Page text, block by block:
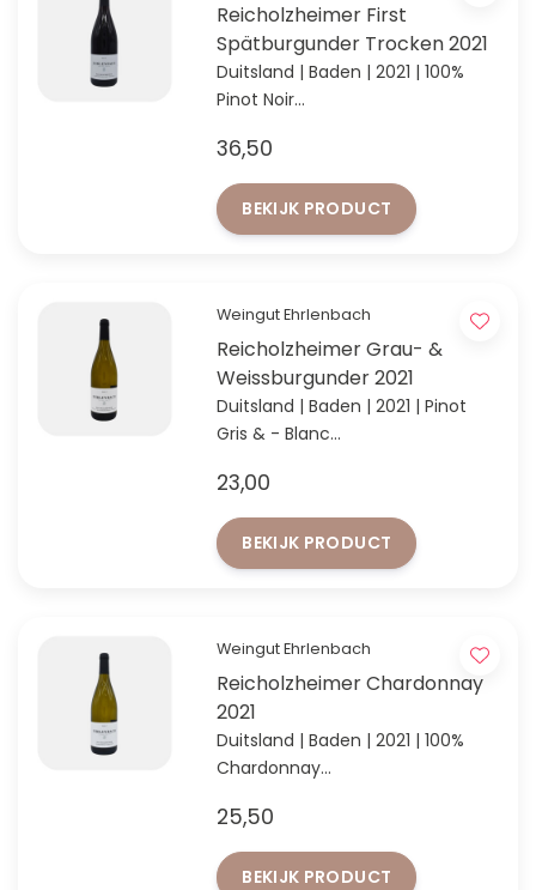
Reicholzheimer First
Spätburgunder Trocken 2021
Duitsland | Baden | 2021 | 100%
Pinot Noir
des Jahres' Weingut Ehrlenbach!
36,50
BEKIJK PRODUCT
Weingut Ehrlenbach
Reicholzheimer Grau- &
Weissburgunder 2021
Duitsland | Baden | 2021 | Pinot
Gris & - Blanc
volgens VINUM 2024
23,00
BEKIJK PRODUCT
Weingut Ehrlenbach
Reicholzheimer Chardonnay
2021
Duitsland | Baden | 2021 | 100%
Chardonnay
volgens VINUM 2024
25,50
BEKIJK PRODUCT